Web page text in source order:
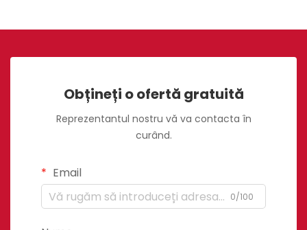
Obțineți o ofertă gratuită
Reprezentantul nostru vă va contacta în
curând.
Email
0/100